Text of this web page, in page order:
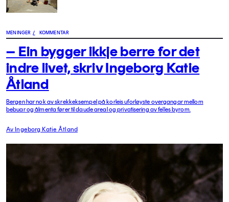
MENINGER / KOMMENTAR
– Ein bygger ikkje berre for det
indre livet, skriv Ingeborg Katie
Åtland
Bergen har nok av skrekkeksempel på korleis uforløyste overgangar mellom
bebuar og ålmenta fører til daude areal og privatisering av felles byrom.
Av Ingeborg Katie Åtland